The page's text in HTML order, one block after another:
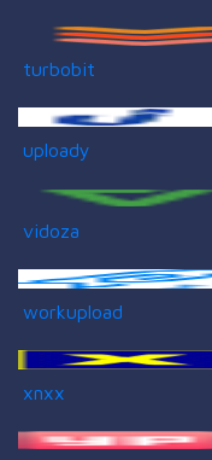
turbobit
uploady
vidoza
workupload
xnxx